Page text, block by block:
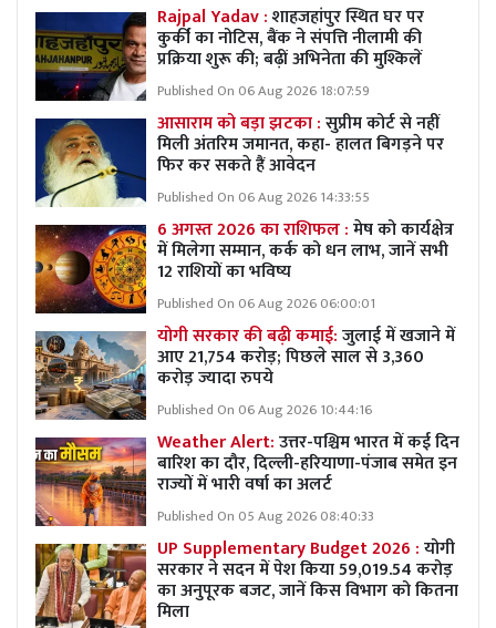
Rajpal Yadav :शाहजहांपुर स्थित घर पर
कुर्की का नोटिस, बैंक ने संपत्ति नीलामी की
प्रक्रिया शुरू की; बढ़ीं अभिनेता की मुश्किलें
Published On 06 Aug 2026 18:07:59
आसाराम को बड़ा झटका :सुप्रीम कोर्ट से नहीं
मिली अंतरिम जमानत, कहा- हालत बिगड़ने पर
फिर कर सकते हैं आवेदन
Published On 06 Aug 2026 14:33:55
6 अगस्त 2026 का राशिफल :मेष को कार्यक्षेत्र
में मिलेगा सम्मान, कर्क को धन लाभ, जानें सभी
12 राशियों का भविष्य
Published On 06 Aug 2026 06:00:01
योगी सरकार की बढ़ी कमाई:जुलाई में खजाने में
आए 21,754 करोड़; पिछले साल से 3,360
करोड़ ज्यादा रुपये
Published On 06 Aug 2026 10:44:16
Weather Alert:उत्तर-पश्चिम भारत में कई दिन
बारिश का दौर, दिल्ली-हरियाणा-पंजाब समेत इन
राज्यों में भारी वर्षा का अलर्ट
Published On 05 Aug 2026 08:40:33
UP Supplementary Budget 2026 :योगी
सरकार ने सदन में पेश किया 59,019.54 करोड़
का अनुपूरक बजट, जानें किस विभाग को कितना
मिला